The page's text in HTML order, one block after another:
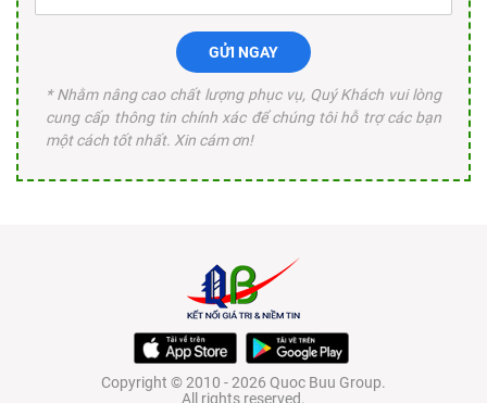
GỬI NGAY
* Nhằm nâng cao chất lượng phục vụ, Quý Khách vui lòng
cung cấp thông tin chính xác để chúng tôi hỗ trợ các bạn
một cách tốt nhất. Xin cám ơn!
Copyright © 2010 - 2026 Quoc Buu Group.
All rights reserved.